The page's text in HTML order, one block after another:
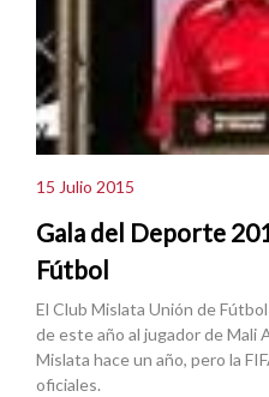
15 Julio 2015
Gala del Deporte
Fútbol
El Club Mislata Unión de
de este año al jugador de Mali
Mislata hace un año, pero la
oficiales.